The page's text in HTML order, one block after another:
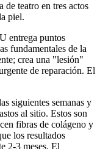
de teatro en tres actos
piel.
entrega puntos
fundamentales de la
crea una "lesión"
de reparación. El
siguientes semanas y
al sitio. Estos son
fibras de colágeno y
los resultados
2-3 meses. El